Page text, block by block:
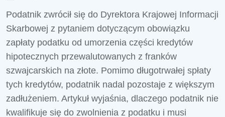
Podatnik zwrócił się do Dyrektora Krajowej Informacji
Skarbowej z pytaniem dotyczącym obowiązku
zapłaty podatku od umorzenia części kredytów
hipotecznych przewalutowanych z franków
szwajcarskich na złote. Pomimo długotrwałej spłaty
tych kredytów, podatnik nadal pozostaje z większym
zadłużeniem. Artykuł wyjaśnia, dlaczego podatnik nie
kwalifikuje się do zwolnienia z podatku i musi